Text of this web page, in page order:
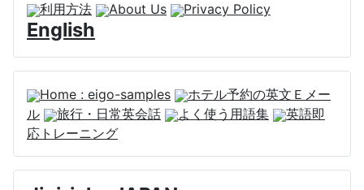
利用方法 About Us Privacy Policy
English
Home : eigo-samples
ホテル予約の英文Ｅメー
ル
旅行・日常英会話 よく使う用語集
英語即
応トレーニング